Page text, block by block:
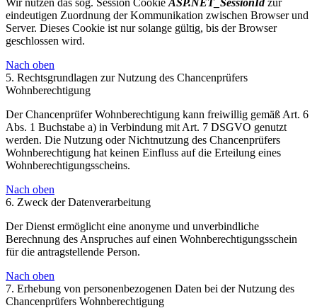
eindeutigen Zuordnung der Kommunikation zwischen Browser und
Server. Dieses Cookie ist nur solange gültig, bis der Browser
geschlossen wird.
Nach oben
5. Rechtsgrundlagen zur Nutzung des Chancenprüfers
Wohnberechtigung
Der Chancenprüfer Wohnberechtigung kann freiwillig gemäß Art. 6
Abs. 1 Buchstabe a) in Verbindung mit Art. 7 DSGVO genutzt
werden. Die Nutzung oder Nichtnutzung des Chancenprüfers
Wohnberechtigung hat keinen Einfluss auf die Erteilung eines
Wohnberechtigungsscheins.
Nach oben
6. Zweck der Datenverarbeitung
Der Dienst ermöglicht eine anonyme und unverbindliche
Berechnung des Anspruches auf einen Wohnberechtigungsschein
für die antragstellende Person.
Nach oben
7. Erhebung von personenbezogenen Daten bei der Nutzung des
Chancenprüfers Wohnberechtigung